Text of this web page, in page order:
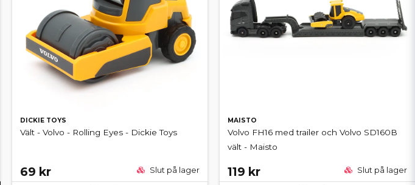
DICKIE TOYS
Vält - Volvo - Rolling Eyes - Dickie Toys
69 kr Slut på lager
MAISTO
Volvo FH16 med trailer och Volvo SD160B
vält - Maisto
119 kr Slut på lager